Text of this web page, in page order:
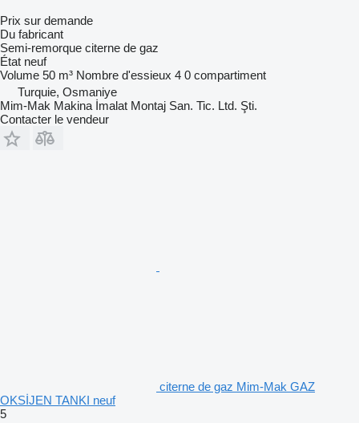
Prix sur demande
Du fabricant
Semi-remorque citerne de gaz
État neuf
Volume 50 m³ Nombre d'essieux 4 0 compartiment
Turquie, Osmaniye
Mim-Mak Makina İmalat Montaj San. Tic. Ltd. Şti.
Contacter le vendeur
citerne de gaz Mim-Mak GAZ
OKSİJEN TANKI neuf
5